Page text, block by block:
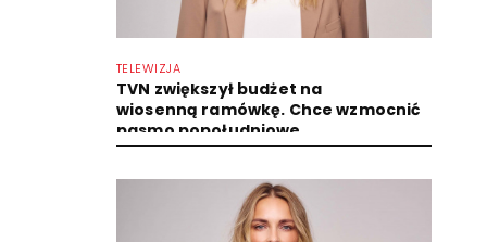
TELEWIZJA
TVN zwiększył budżet na
wiosenną ramówkę. Chce wzmocnić
pasmo popołudniowe